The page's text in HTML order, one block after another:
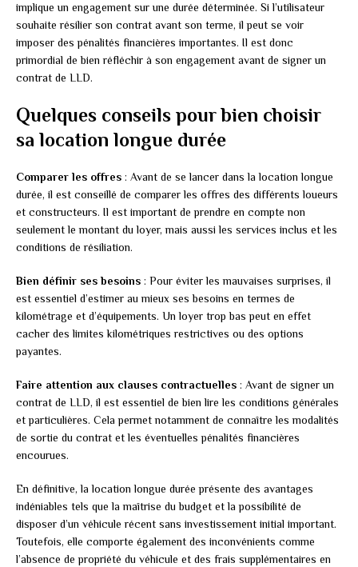
implique un engagement sur une durée déterminée. Si l’utilisateur
souhaite résilier son contrat avant son terme, il peut se voir
imposer des pénalités financières importantes. Il est donc
primordial de bien réfléchir à son engagement avant de signer un
contrat de LLD.
Quelques conseils pour bien choisir
sa location longue durée
Comparer les offres : Avant de se lancer dans la location longue
durée, il est conseillé de comparer les offres des différents loueurs
et constructeurs. Il est important de prendre en compte non
seulement le montant du loyer, mais aussi les services inclus et les
conditions de résiliation.
Bien définir ses besoins : Pour éviter les mauvaises surprises, il
est essentiel d’estimer au mieux ses besoins en termes de
kilométrage et d’équipements. Un loyer trop bas peut en effet
cacher des limites kilométriques restrictives ou des options
payantes.
Faire attention aux clauses contractuelles : Avant de signer un
contrat de LLD, il est essentiel de bien lire les conditions générales
et particulières. Cela permet notamment de connaître les modalités
de sortie du contrat et les éventuelles pénalités financières
encourues.
En définitive, la location longue durée présente des avantages
indéniables tels que la maîtrise du budget et la possibilité de
disposer d’un véhicule récent sans investissement initial important.
Toutefois, elle comporte également des inconvénients comme
l’absence de propriété du véhicule et des frais supplémentaires en